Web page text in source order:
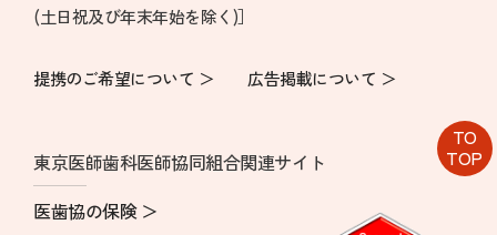
TO
TOP
(土日祝及び年末年始を除く)］
提携のご希望について ＞ 広告掲載について ＞
東京医師歯科医師協同組合関連サイト
医歯協の保険 ＞